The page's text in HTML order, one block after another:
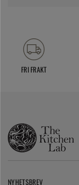
FRI FRAKT
NYHETSBREV